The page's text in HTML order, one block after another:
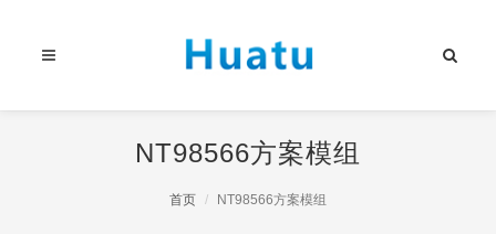
NT98566方案模组
首页 NT98566方案模组